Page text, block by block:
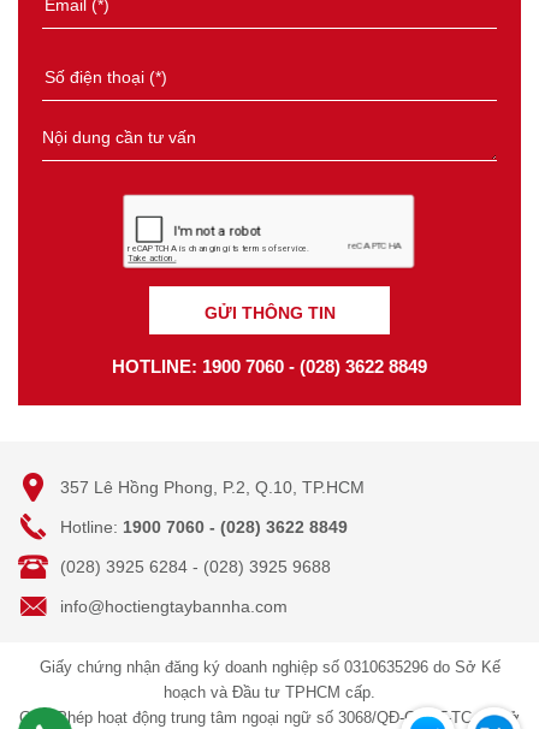
GỬI THÔNG TIN
HOTLINE: 1900 7060 - (028) 3622 8849
357 Lê Hồng Phong, P.2, Q.10, TP.HCM
Hotline: 1900 7060 - (028) 3622 8849
(028) 3925 6284 - (028) 3925 9688
info@hoctiengtaybannha.com
Giấy chứng nhận đăng ký doanh nghiệp số 0310635296 do Sở Kế
hoạch và Đầu tư TPHCM cấp.
Giấy Phép hoạt động trung tâm ngoại ngữ số 3068/QĐ-GDĐT-TC do Sở